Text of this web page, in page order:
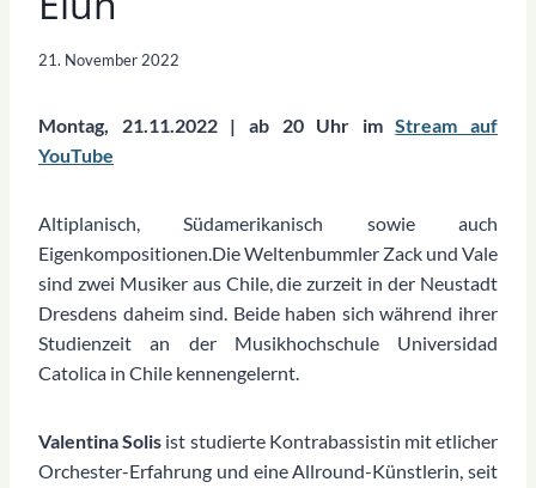
21. November 2022
Montag, 21.11.2022 | ab 20 Uhr imStream auf
YouTube
Altiplanisch, Südamerikanisch sowie auch
Eigenkompositionen.Die Weltenbummler Zack und Vale
sind zwei Musiker aus Chile, die zurzeit in der Neustadt
Dresdens daheim sind. Beide haben sich während ihrer
Studienzeit an der Musikhochschule Universidad
Catolica in Chile kennengelernt.
Valentina Solis ist studierte Kontrabassistin mit etlicher
Orchester-Erfahrung und eine Allround-Künstlerin, seit